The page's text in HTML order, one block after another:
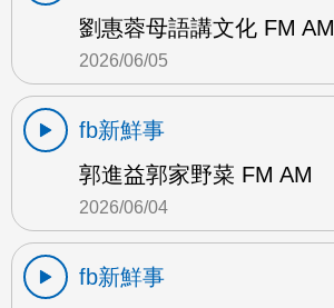
劉惠蓉母語講文化 FM AM
2026/06/05
fb新鮮事
郭進益郭家野菜 FM AM
2026/06/04
fb新鮮事